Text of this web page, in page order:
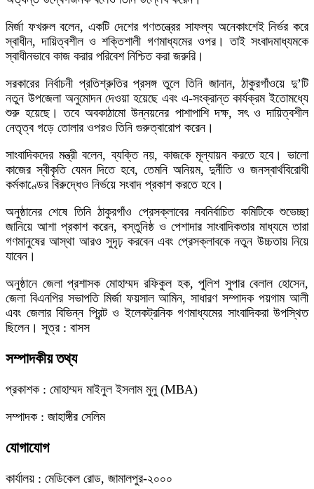
মির্জা ফখরুল বলেন, একটি দেশের গণতন্ত্রের সাফল্য অনেকাংশেই নির্ভর করে
স্বাধীন, দায়িত্বশীল ও শক্তিশালী গণমাধ্যমের ওপর। তাই সংবাদমাধ্যমকে
স্বাধীনভাবে কাজ করার পরিবেশ নিশ্চিত করা জরুরি।
সরকারের নির্বাচনী প্রতিশ্রুতির প্রসঙ্গ তুলে তিনি জানান, ঠাকুরগাঁওয়ে দু’টি
নতুন উপজেলা অনুমোদন দেওয়া হয়েছে এবং এ-সংক্রান্ত কার্যক্রম ইতোমধ্যে
শুরু হয়েছে। তবে অবকাঠামো উন্নয়নের পাশাপাশি দক্ষ, সৎ ও দায়িত্বশীল
নেতৃত্ব গড়ে তোলার ওপরও তিনি গুরুত্বারোপ করেন।
সাংবাদিকদের মন্ত্রী বলেন, ব্যক্তি নয়, কাজকে মূল্যায়ন করতে হবে। ভালো
কাজের স্বীকৃতি যেমন দিতে হবে, তেমনি অনিয়ম, দুর্নীতি ও জনস্বার্থবিরোধী
কর্মকাণ্ডের বিরুদ্ধেও নির্ভয়ে সংবাদ প্রকাশ করতে হবে।
অনুষ্ঠানের শেষে তিনি ঠাকুরগাঁও প্রেসক্লাবের নবনির্বাচিত কমিটিকে শুভেচ্ছা
জানিয়ে আশা প্রকাশ করেন, বস্তুনিষ্ঠ ও পেশাদার সাংবাদিকতার মাধ্যমে তারা
গণমানুষের আস্থা আরও সুদৃঢ় করবেন এবং প্রেসক্লাবকে নতুন উচ্চতায় নিয়ে
যাবেন।
অনুষ্ঠানে জেলা প্রশাসক মোহাম্মদ রফিকুল হক, পুলিশ সুপার বেলাল হোসেন,
জেলা বিএনপির সভাপতি মির্জা ফয়সাল আমিন, সাধারণ সম্পাদক পয়গাম আলী
এবং জেলার বিভিন্ন প্রিন্ট ও ইলেকট্রনিক গণমাধ্যমের সাংবাদিকরা উপস্থিত
ছিলেন। সূত্র : বাসস
সম্পাদকীয় তথ্য
প্রকাশক : মোহাম্মদ মাইনুল ইসলাম মুনু (MBA)
সম্পাদক : জাহাঙ্গীর সেলিম
যোগাযোগ
কার্যালয় : মেডিকেল রোড, জামালপুর-২০০০